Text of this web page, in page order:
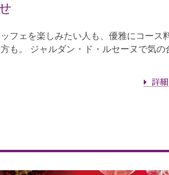
フェを楽しみたい人も、優雅にコース
も。 ジャルダン・ド・ルセーヌで気の
詳